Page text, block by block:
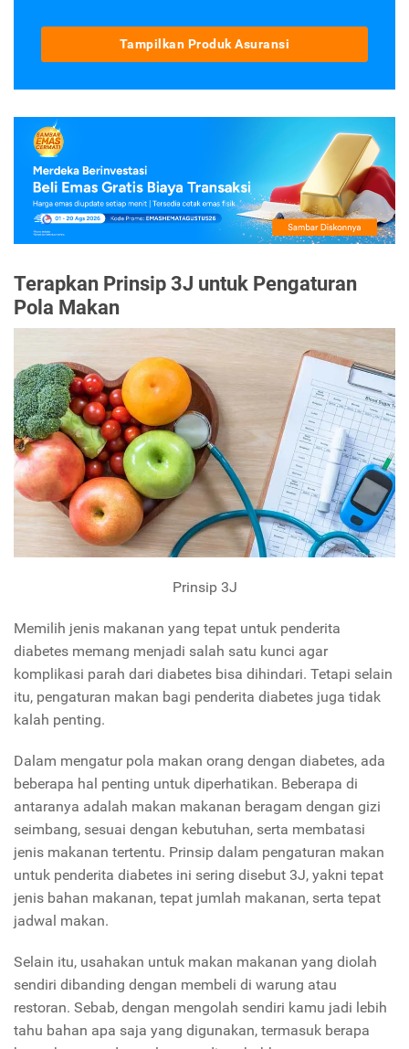
Tampilkan Produk Asuransi
Terapkan Prinsip 3J untuk Pengaturan
Pola Makan
Prinsip 3J
Memilih jenis makanan yang tepat untuk penderita
diabetes memang menjadi salah satu kunci agar
komplikasi parah dari diabetes bisa dihindari. Tetapi selain
itu, pengaturan makan bagi penderita diabetes juga tidak
kalah penting.
Dalam mengatur pola makan orang dengan diabetes, ada
beberapa hal penting untuk diperhatikan. Beberapa di
antaranya adalah makan makanan beragam dengan gizi
seimbang, sesuai dengan kebutuhan, serta membatasi
jenis makanan tertentu. Prinsip dalam pengaturan makan
untuk penderita diabetes ini sering disebut 3J, yakni tepat
jenis bahan makanan, tepat jumlah makanan, serta tepat
jadwal makan.
Selain itu, usahakan untuk makan makanan yang diolah
sendiri dibanding dengan membeli di warung atau
restoran. Sebab, dengan mengolah sendiri kamu jadi lebih
tahu bahan apa saja yang digunakan, termasuk berapa